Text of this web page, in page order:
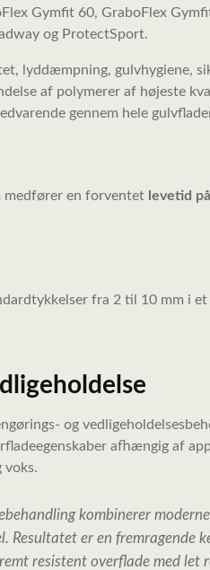
Gymfit 60, GraboFlex
og ProtectSport.
lyddæmpning, gulvhygiene,
af polymerer af højeste
gennem hele
medfører en forventet evetid
fra 2 til 10 mm i
og
afhængig af
voks.
kombinerer
Resultatet er en fremragende
resistent overflade med let